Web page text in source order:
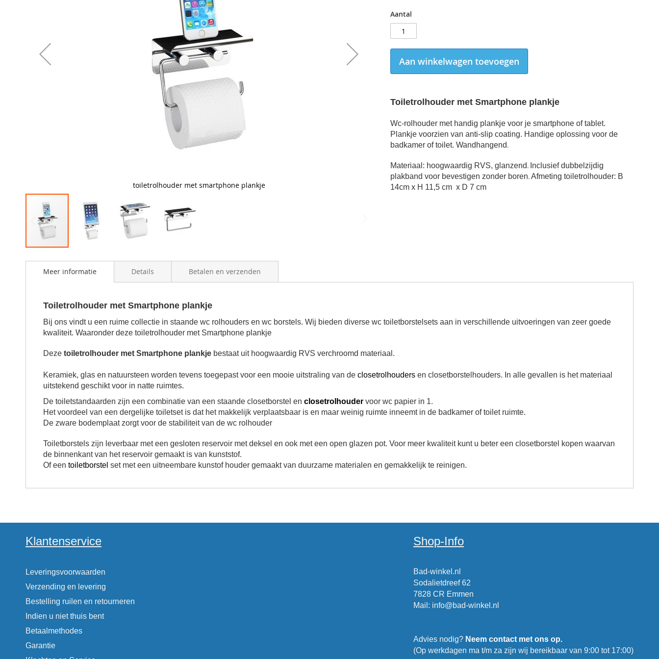
Aantal
Aan winkelwagen toevoegen
Toiletrolhouder met Smartphone plankje
Wc-rolhouder met handig plankje voor je smartphone of tablet.
Plankje voorzien van anti-slip coating. Handige oplossing voor de
badkamer of toilet. Wandhangend.
Materiaal: hoogwaardig RVS, glanzend. Inclusief dubbelzijdig
plakband voor bevestigen zonder boren.Afmeting toiletrolhouder: B
14cm x H 11,5 cm x D 7 cm
toiletrolhouder met smartphone plankje toiletrolhouder met smartphone plankje 2
to
images
gallery
Meer informatie
Toiletrolhouder met Smartphone plankje
Bij ons vindt u een ruime collectie in staande wc rolhouders en wc borstels. Wij bieden diverse wc toiletborstelsets aan in verschillende uitvoeringen van zeer goede
kwaliteit. Waaronder deze toiletrolhouder met Smartphone plankje
Deze toiletrolhouder met Smartphone plankje bestaat uit hoogwaardig RVS verchroomd materiaal.
Keramiek, glas en natuursteen worden tevens toegepast voor een mooie uitstraling van de closetrolhouders en closetborstelhouders. In alle gevallen is het materiaal
uitstekend geschikt voor in natte ruimtes.
De toiletstandaarden zijn een combinatie van een staande closetborstel en closetrolhouder voor wc papier in 1.
Het voordeel van een dergelijke toiletset is dat het makkelijk verplaatsbaar is en maar weinig ruimte inneemt in de badkamer of toilet ruimte.
De zware bodemplaat zorgt voor de stabiliteit van de wc rolhouder
Toiletborstels zijn leverbaar met een gesloten reservoir met deksel en ook met een open glazen pot. Voor meer kwaliteit kunt u beter een closetborstel kopen waarvan
de binnenkant van het reservoir gemaakt is van kunststof.
Of een toiletborstel set met een uitneembare kunstof houder gemaakt van duurzame materialen en gemakkelijk te reinigen.
Details Betalen en verzenden
Klantenservice
Leveringsvoorwaarden
Verzending en levering
Bestelling ruilen en retourneren
Indien u niet thuis bent
Betaalmethodes
Garantie
Shop-Info
Bad-winkel.nl
Sodalietdreef 62
7828 CR Emmen
Mail : info@bad-winkel.nl
Advies nodig? Neem contact met ons op.
(Op werkdagen ma t/m za zijn wij bereikbaar van 9:00 tot 17:00)